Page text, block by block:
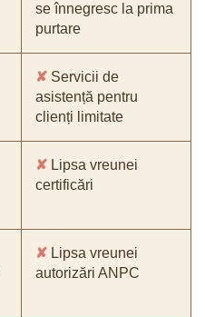
se înnegresc la prima
purtare
✘ Servicii de
asistență pentru
clienți limitate
✘ Lipsa vreunei
certificări
✘ Lipsa vreunei
autorizări ANPC